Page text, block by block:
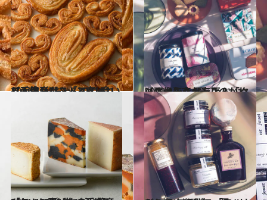
2021.1.2
【画像】“おっ”と喜ばれる手土産リスト2021 食いしん坊が選ぶ「スイーツ」篇
グルメ 2021.1.17
【画像】幸せをよぶ「クッキー缶」6選 このかわいさは永久保存版！
グルメ